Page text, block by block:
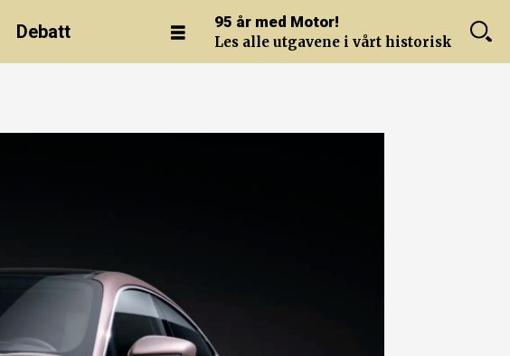
Debatt 95 år med Motor!
Les alle utgavene i vårt historiske arkiv.